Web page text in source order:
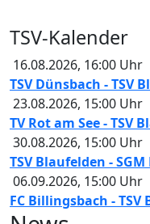
TSV-Kalender
16.08.2026, 16:00 Uhr
TSV Dünsbach - TSV
23.08.2026, 15:00 Uhr
TV Rot am See - TSV
30.08.2026, 15:00 Uhr
TSV Blaufelden -
06.09.2026, 15:00 Uhr
FC Billingsbach - TSV